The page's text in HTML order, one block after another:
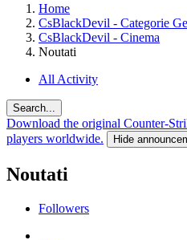
Home
CsBlackDevil - Categorie
CsBlackDevil - Cinema
Noutati
All Activity
Search...
Download the original Counter-
players worldwide.
Hide
Noutati
Followers